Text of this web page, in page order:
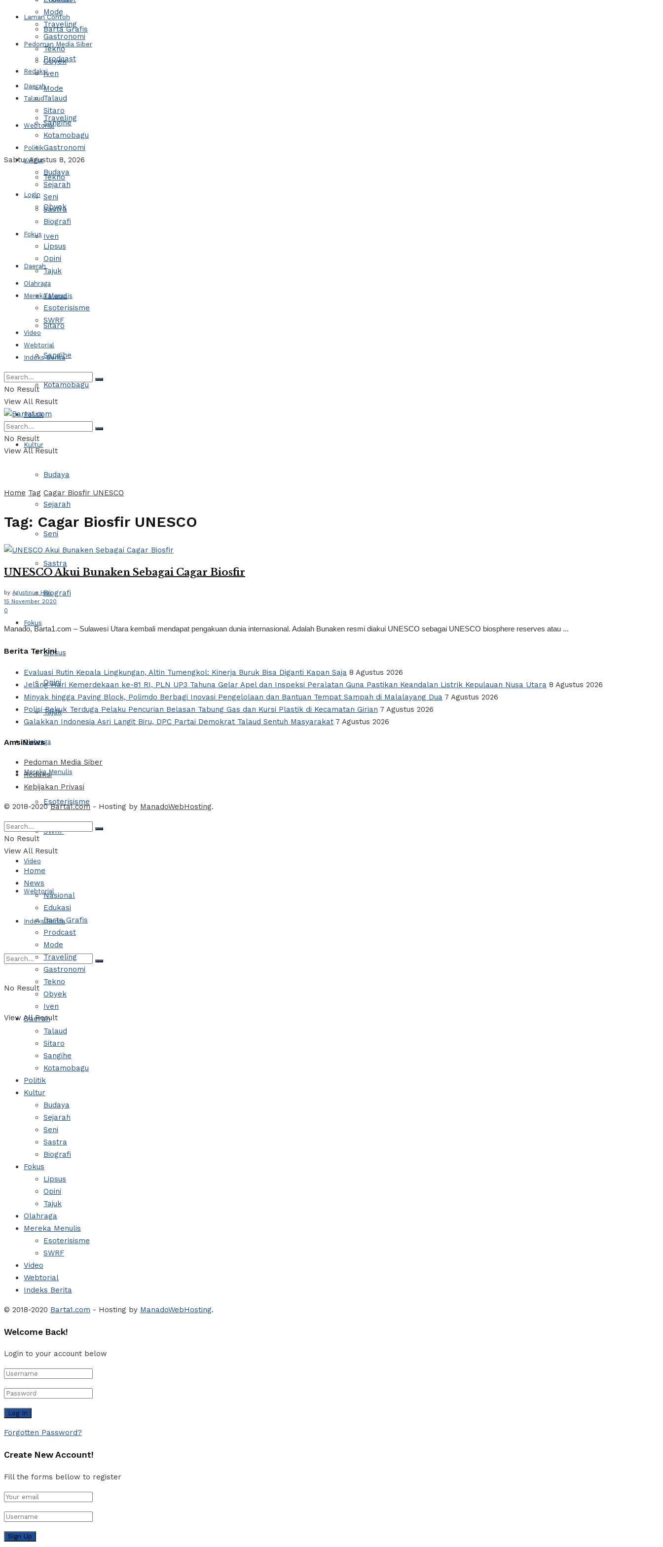
Laman Contoh
Pedoman Media Siber
Redaksi
Talaud
Webtorial
Sabtu, Agustus 8, 2026
Login
Barta Grafis
Prodcast
Mode
Traveling
Gastronomi
Tekno
Obyek
Iven
Daerah
Talaud
Sitaro
Sangihe
Kotamobagu
Politik
Kultur
Budaya
Sejarah
Seni
Sastra
Biografi
Fokus
Lipsus
Opini
Tajuk
Olahraga
Mereka Menulis
Esoterisisme
SWRF
Video
Webtorial
Indeks Berita
No Result
View All Result
Mode
Traveling
Gastronomi
Tekno
Obyek
Iven
Daerah
Talaud
Sitaro
Sangihe
Kotamobagu
Politik
Kultur
Budaya
Sejarah
Seni
Sastra
Biografi
Fokus
Lipsus
Opini
Tajuk
Olahraga
Mereka Menulis
Esoterisisme
SWRF
Video
Webtorial
Indeks Berita
No Result
View All Result
No Result
View All Result
Home Tag Cagar Biosfir UNESCO
Tag: Cagar Biosfir UNESCO
UNESCO Akui Bunaken Sebagai Cagar Biosfir
by Agustinus Hari
15 November 2020
0
Manado, Barta1.com – Sulawesi Utara kembali mendapat pengakuan dunia internasional. Adalah Bunaken resmi diakui UNESCO sebagai UNESCO biosphere reserves atau ...
Berita Terkini
Evaluasi Rutin Kepala Lingkungan, Altin Tumengkol: Kinerja Buruk Bisa Diganti Kapan Saja 8 Agustus 2026
Jelang Hari Kemerdekaan ke-81 RI, PLN UP3 Tahuna Gelar Apel dan Inspeksi Peralatan Guna Pastikan Keandalan Listrik Kepulauan Nusa Utara 8 Agustus 2026
Minyak hingga Paving Block, Polimdo Berbagi Inovasi Pengelolaan dan Bantuan Tempat Sampah di Malalayang Dua 7 Agustus 2026
Polisi Bekuk Terduga Pelaku Pencurian Belasan Tabung Gas dan Kursi Plastik di Kecamatan Girian 7 Agustus 2026
Galakkan Indonesia Asri Langit Biru, DPC Partai Demokrat Talaud Sentuh Masyarakat 7 Agustus 2026
AmsiNews
Pedoman Media Siber
Redaksi
Kebijakan Privasi
© 2018-2020Barta1.com - Hosting by ManadoWebHosting.
No Result
View All Result
Home
News
Nasional
Edukasi
Barta Grafis
Prodcast
Mode
Traveling
Gastronomi
Tekno
Obyek
Iven
Daerah
Talaud
Sitaro
Sangihe
Kotamobagu
Politik
Kultur
Budaya
Sejarah
Seni
Sastra
Biografi
Fokus
Lipsus
Opini
Tajuk
Olahraga
Mereka Menulis
Esoterisisme
SWRF
Video
Webtorial
Indeks Berita
© 2018-2020 Barta1.com - Hosting by ManadoWebHosting.
Welcome Back!
Login to your account below
Forgotten Password?
Create New Account!
Fill the forms bellow to register